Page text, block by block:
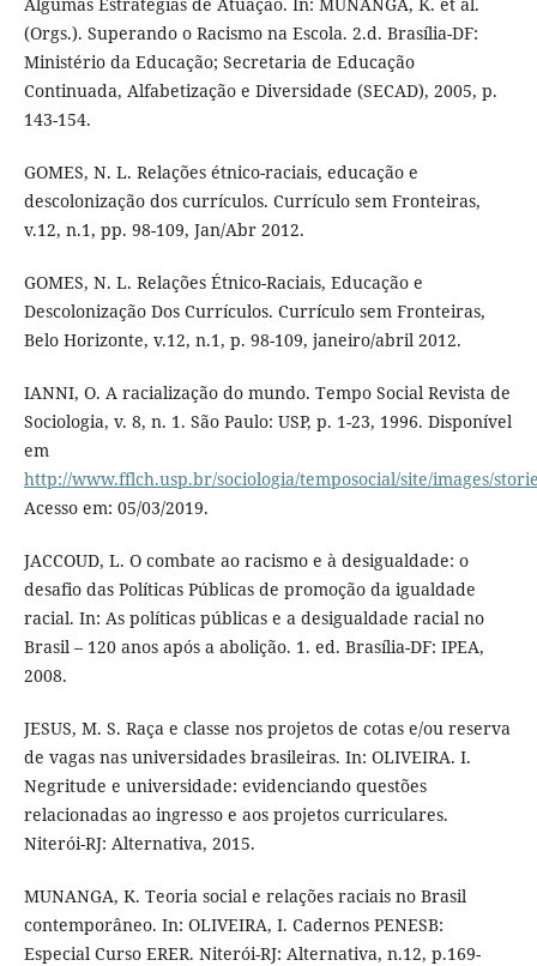
(Orgs.). Superando o Racismo na Escola. 2.d. Brasília-DF:
Ministério da Educação; Secretaria de Educação
Continuada, Alfabetização e Diversidade (SECAD), 2005, p.
143-154.
GOMES, N. L. Relações étnico-raciais, educação e
descolonização dos currículos. Currículo sem Fronteiras,
v.12, n.1, pp. 98-109, Jan/Abr 2012.
GOMES, N. L. Relações Étnico-Raciais, Educação e
Descolonização Dos Currículos. Currículo sem Fronteiras,
Belo Horizonte, v.12, n.1, p. 98-109, janeiro/abril 2012.
IANNI, O. A racialização do mundo. Tempo Social Revista de
Sociologia, v. 8, n. 1. São Paulo: USP, p. 1-23, 1996. Disponível
em
http://www.fflch.usp.br/sociologia/temposocial/site/images/
Acesso em: 05/03/2019.
JACCOUD, L. O combate ao racismo e à desigualdade: o
desafio das Políticas Públicas de promoção da igualdade
racial. In: As políticas públicas e a desigualdade racial no
Brasil – 120 anos após a abolição. 1. ed. Brasília-DF: IPEA,
2008.
JESUS, M. S. Raça e classe nos projetos de cotas e/ou reserva
de vagas nas universidades brasileiras. In: OLIVEIRA. I.
Negritude e universidade: evidenciando questões
relacionadas ao ingresso e aos projetos curriculares.
Niterói-RJ: Alternativa, 2015.
MUNANGA, K. Teoria social e relações raciais no Brasil
contemporâneo. In: OLIVEIRA, I. Cadernos PENESB:
Especial Curso ERER. Niterói-RJ: Alternativa, n.12, p.169-